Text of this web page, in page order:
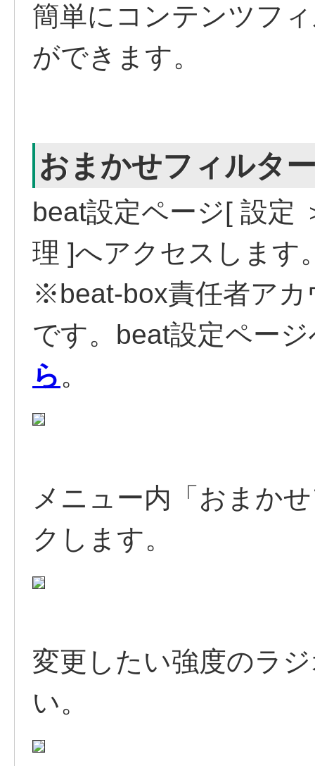
簡単にコンテンツフ
ができます。
おまかせフィルタ
beat設定ページ[ 設定
理 ]へアクセスします
※beat-box責任者ア
です。beat設定ペー
ら 。
メニュー内「おまか
クします。
変更したい強度のラ
い。